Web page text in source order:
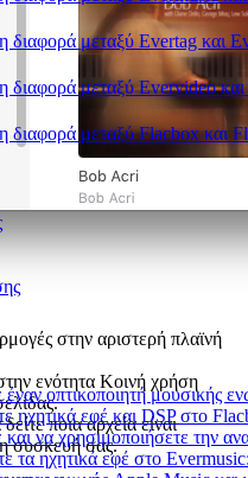
η διαφορά μεταξύ Evertag και
η διαφορά μεταξύ Evervideo
η διαφορά μεταξύ Flacbox και
οπτικοποιητή μουσικής
ηχητικά εφέ και DSP στο
να χρησιμοποιήσετε την
τα ηχητικά εφέ στο
στην αριστερή πλαϊνή
ενότητα Κοινή χρήση
ποια αρχεία είναι
συσκευή σας.